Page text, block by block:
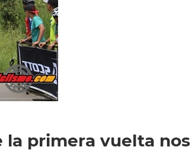
la primera vuelta nos